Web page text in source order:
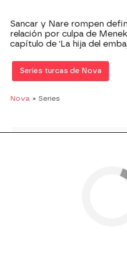
Sancar y Nare rompen
relación por culpa de
capítulo de 'La hija del
Series turcas de Nova
Nova » Series